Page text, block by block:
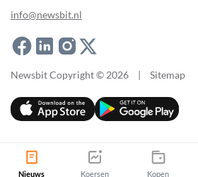
info@newsbit.nl
Newsbit Copyright © 2026 | Sitemap
Nieuws Koersen Kopen